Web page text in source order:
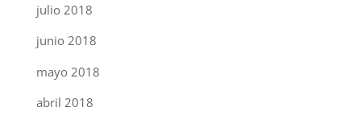
julio 2018
junio 2018
mayo 2018
abril 2018